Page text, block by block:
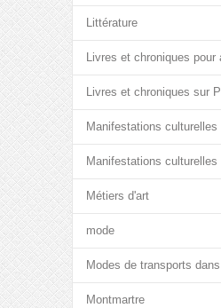
Littérature
Livres et chroniques pour
Livres et chroniques sur
Manifestations culturelles
Manifestations
Métiers d'art
mode
Modes de transports
Montmartre